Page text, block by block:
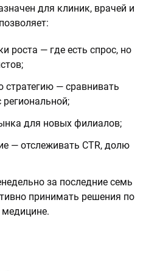
для клиник, врачей и
роста — где есть спрос, но
стратегию — сравнивать
для новых филиалов;
— отслеживать CTR, долю
за последние семь
принимать решения по